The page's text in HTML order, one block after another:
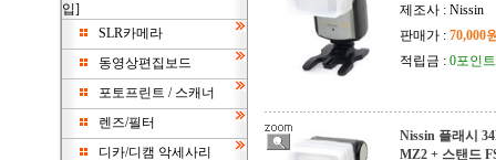
입]
SLR카메라
동영상편집보드
포토프린트 / 스캐너
렌즈/필터
디카/디캠 악세사리
제조사 : Nissin
판매가 : 70,000
적립금 : 0포인트
Nissin 플래시
MZ2 + 스탠드